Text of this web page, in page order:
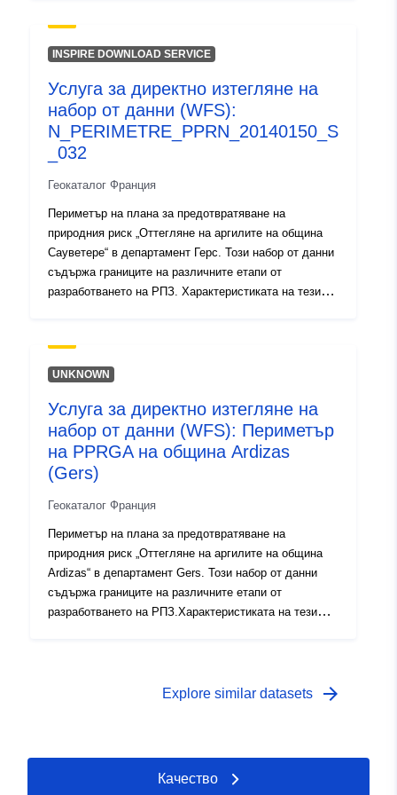
периметър, определен в предписанието на СДП;-
периметър на експозиция на риск, който съответства
одобрен периметър е сервитут за комунални услуги;-
обхват на проучването, който съответства на
обвивката, в която са проучени опасностите.
INSPIRE DOWNLOAD SERVICE
Услуга за директно изтегляне на
набор от данни (WFS):
N_PERIMETRE_PPRN_20140150_S
_032
Геокаталог Франция
Периметър на плана за предотвратяване на
природния риск „Оттегляне на аргилите на община
Сауветере“ в департамент Герс. Този набор от данни
съдържа границите на различните етапи от
разработването на РПЗ. Характеристиката на тези
периметър, определен в предписанието на СДП;-
периметър на експозиция на риск, който съответства
одобрен периметър е сервитут за комунални услуги;-
обхват на проучването, който съответства на
обвивката, в която са проучени опасностите.
UNKNOWN
Услуга за директно изтегляне на
набор от данни (WFS): Периметър
на PPRGA на община Ardizas
(Gers)
Геокаталог Франция
Периметър на плана за предотвратяване на
природния риск „Оттегляне на аргилите на община
Ardizas“ в департамент Gers. Този набор от данни
съдържа границите на различните етапи от
разработването на РПЗ.Характеристиката на тези
периметър на експозиция на риск, който съответства
Периметър на плана за предотвратяване на
Explore similar datasets arrow_forward
Качество